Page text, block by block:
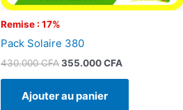
Remise : 17%
Pack Solaire 380
430.000CFA355.000CFA
Ajouter au panier